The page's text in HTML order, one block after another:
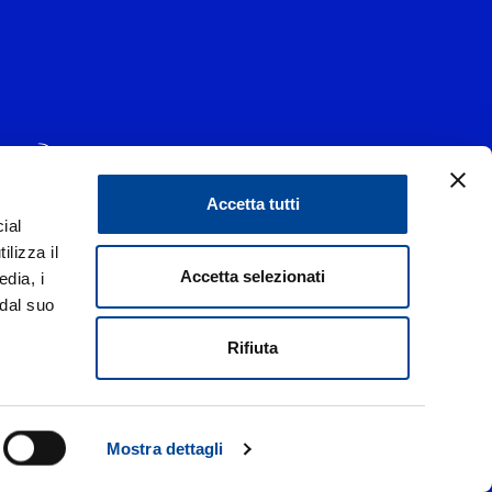
il
i
suo
Mostra dettagli
Accetta tutti
Accetta selezionati
Rifiuta
- 20139 Milano
29/06/1977
i rapporti con tutti gli stakeholders,
Credits